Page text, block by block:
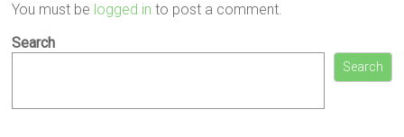
You must be logged in to post a comment.
Search
Search